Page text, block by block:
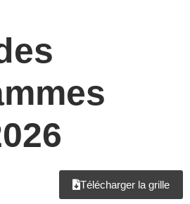
Télécharger la grille